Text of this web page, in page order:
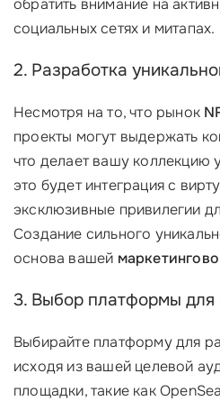
обратить внимание на
социальных сетях и митапах.
2. Разработка
Несмотря на то, что рынок
проекты могут выдержать
что делает вашу коллекцию
это будет интеграция с
эксклюзивные привилегии
Создание сильного
основа вашей
3. Выбор платформы
Выбирайте платформу для
исходя из вашей целевой
площадки, такие как